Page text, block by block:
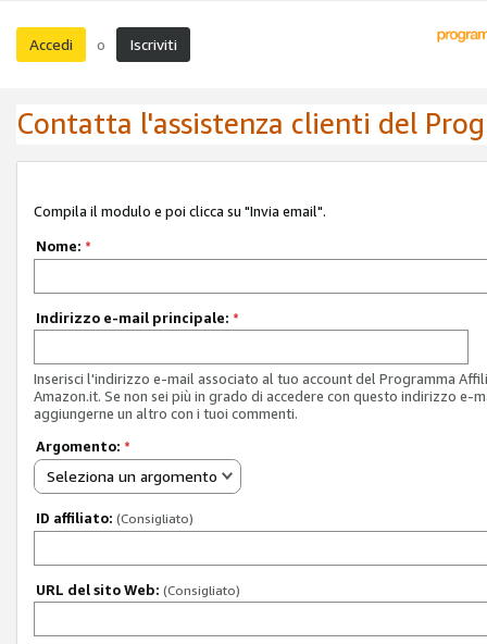
Accedi o Iscriviti
Contatta l'assistenza clienti del
Compila il modulo e poi clicca su "Invia email".
Nome: *
Indirizzo e-mail principale: *
Inserisci l'indirizzo e-mail associato al tuo account del Programma
Amazon.it. Se non sei più in grado di accedere con questo indirizzo e-
aggiungerne un altro con i tuoi commenti.
Argomento: *
Seleziona un argomento
ID affiliato: (Consigliato)
URL del sito Web: (Consigliato)